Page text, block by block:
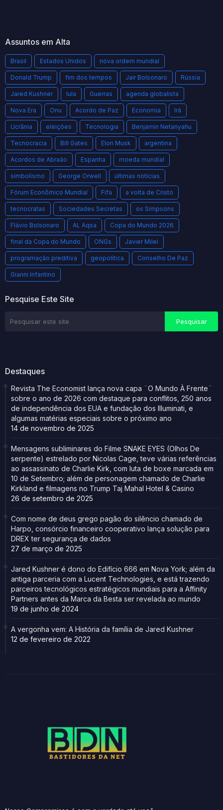
Assuntos em Alta
Brasil Estados Unidos nova ordem mundial
Donald Trump fim dos tempos Jair Bolsonaro Rússia
Jared Kushner lula Guerras agenda globalista
Nova Era Onu Acordo de Paz Economia Irã
Ucrânia eleições Tecnologia Benjamin Netanyahu
Tecnocracia Bill Gates Elon Musk argentina
Acordos de Abraão Espanha moeda mundial
simbolismo George Orwell últimas notícias
Fórum Econômico Mundial Fifa a volta de Cristo
tecnocratas Sociedades Secretas os Simpsons
Flávio Bolsonaro AL Aqsa Copa do Mundo 2026
final da Copa do Mundo ONGs Javier Milei
programação preditiva geopolítica Conselho De Paz
Gianni Infantino
Pesquise Este Site
Destaques
Revista The Economist lança nova capa ¨O Mundo À Frente¨
sobre o ano de 2026 com destaque para conflitos, 250 anos
de independência dos EUA e fundação dos Illuminati, e
algumas matérias especiais sobre o próximo ano
14 de novembro de 2025
Mensagens subliminares do Filme SNAKE EYES (Olhos De
serpente) estrelado por Nicolas Cage, teve várias referências
ao assassinato de Charlie Kirk, com luta de boxe marcada em
10 de Setembro; além de personagem chamado de Charlie
Kirkland e filmagens no Trump Taj Mahal Hotel & Casino
26 de setembro de 2025
Com nome de deus grego pagão do silêncio chamado de
Harpo, consórcio financeiro cooperativo lança solução para
DREX ter segurança de dados
27 de março de 2025
Jared Kushner é dono do Edifício 666 em Nova York; além da
antiga parceria com a Lucent Technologies, e está trazendo
parceiros tecnológicos estratégicos mundiais para a Affinity
Partners antes da Marca da Besta ser revelada ao mundo
19 de junho de 2024
A vergonha vem: A História da família de Jared Kushner
12 de fevereiro de 2022